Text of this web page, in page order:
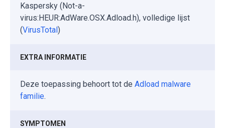
Kaspersky (Not-a-
virus:HEUR:AdWare.OSX.Adload.h), volledige lijst
(VirusTotal)
EXTRA INFORMATIE
Deze toepassing behoort tot de Adload malware
familie.
SYMPTOMEN